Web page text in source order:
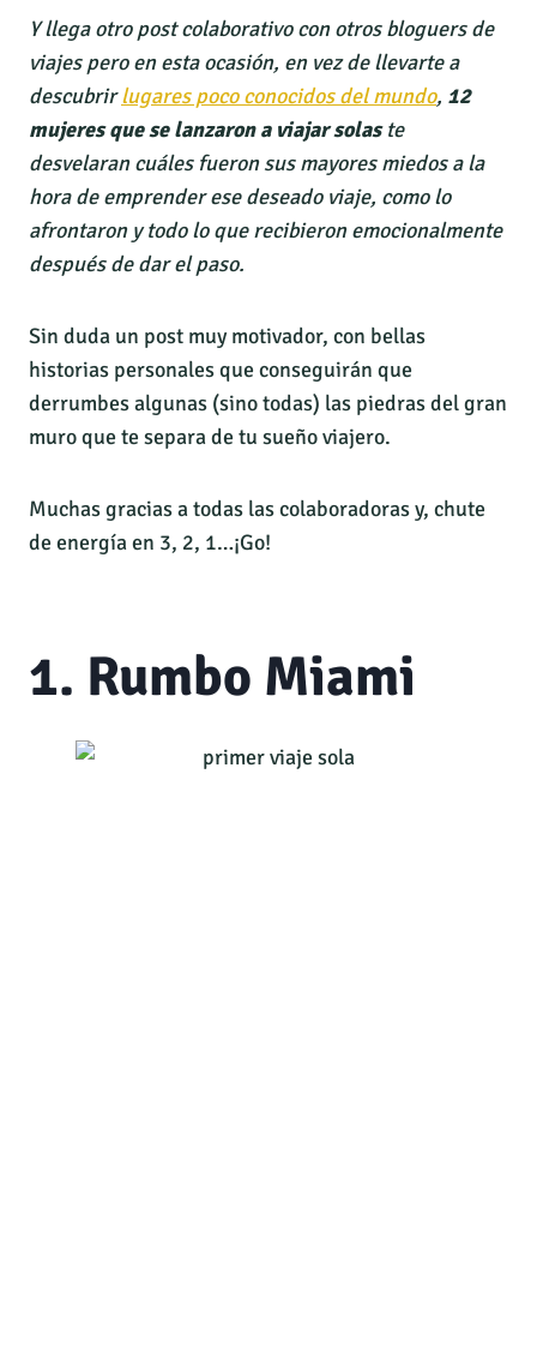
Y llega otro post colaborativo con otros bloguers de
viajes pero en esta ocasión, en vez de llevarte a
descubrirlugares poco conocidos del mundo, 12
mujeres que se lanzaron a viajar solaste
desvelaran cuáles fueron sus mayores miedos a la
hora de emprender ese deseado viaje, como lo
afrontaron y todo lo que recibieron emocionalmente
después de dar el paso.
Sin duda un post muy motivador, con bellas
historias personales que conseguirán que
derrumbes algunas (sino todas) las piedras del gran
muro que te separa de tu sueño viajero.
Muchas gracias a todas las colaboradoras y, chute
de energía en 3, 2, 1…¡Go!
1. Rumbo Miami